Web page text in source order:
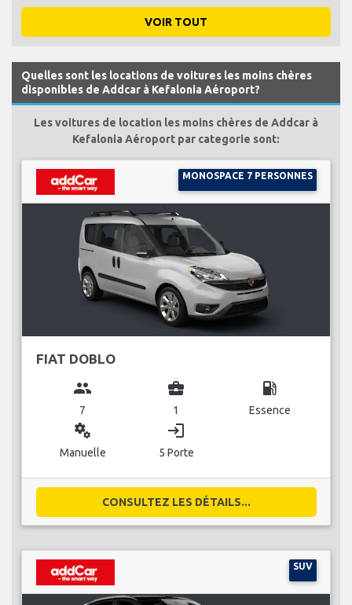
VOIR TOUT
Quelles sont les locations de voitures les moins chères
disponibles de Addcar à Kefalonia Aéroport?
Les voitures de location les moins chères de Addcar à
Kefalonia Aéroport par categorie sont:
MONOSPACE 7 PERSONNES
FIAT DOBLO
group
7
business_center
1
local_gas_station
Essence
miscellaneous_services
Manuelle
login
5 Porte
CONSULTEZ LES DÉTAILS...
SUV